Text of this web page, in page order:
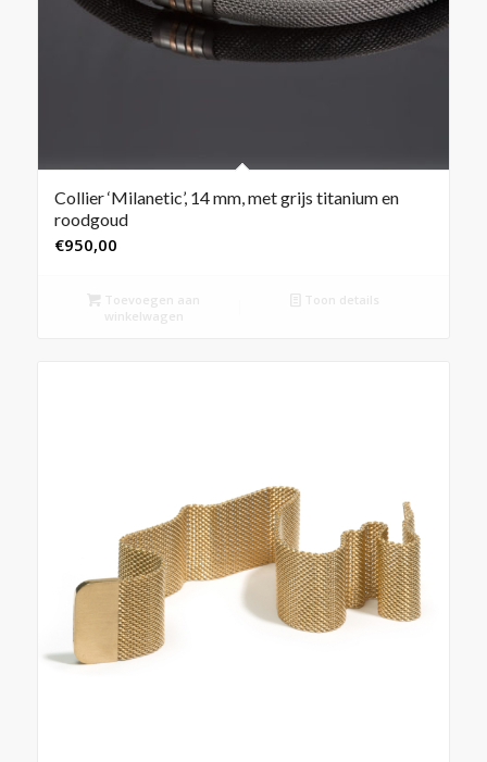
Collier ‘Milanetic’, 14 mm, met grijs titanium en
roodgoud
€950,00
Toevoegen aan
winkelwagen
Toon details